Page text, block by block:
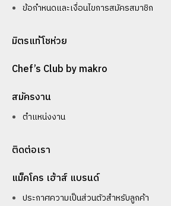
ข้อกำหนดและเงื่อนไขการสมัครสมาชิก
มิตรแท้โชห่วย
Chef’s Club by makro
สมัครงาน
ตำแหน่งงาน
ติดต่อเรา
แม็คโคร เฮ้าส์ แบรนด์
ประกาศความเป็นส่วนตัวสำหรับลูกค้า